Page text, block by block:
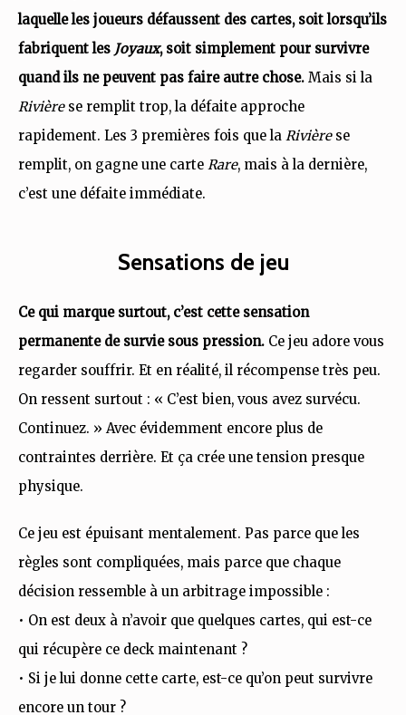
laquelle les joueurs défaussent des cartes, soit lorsqu’ils
fabriquent les Joyaux, soit simplement pour survivre
quand ils ne peuvent pas faire autre chose. Mais si la
Rivièrese remplit trop, la défaite approche
rapidement. Les 3 premières fois que la Rivièrese
remplit, on gagne une carte Rare, mais à la dernière,
c’est une défaite immédiate.
Sensations de jeu
Ce qui marque surtout, c’est cette sensation
permanente de survie sous pression. Ce jeu adore vous
regarder souffrir. Et en réalité, il récompense très peu.
On ressent surtout : « C’est bien, vous avez survécu.
Continuez. » Avec évidemment encore plus de
contraintes derrière. Et ça crée une tension presque
physique.
Ce jeu est épuisant mentalement. Pas parce que les
règles sont compliquées, mais parce que chaque
décision ressemble à un arbitrage impossible :
• On est deux à n’avoir que quelques cartes, qui est-ce
qui récupère ce deck maintenant ?
• Si je lui donne cette carte, est-ce qu’on peut survivre
encore un tour ?